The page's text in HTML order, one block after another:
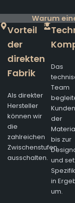
Warum
Vorteil
der
direkten
Fabrik
Als direkter
Hersteller
können wir
die
zahlreichen
Zwischenstufen
ausschalten.
Das
Team
der
bis zur
und
in
um.